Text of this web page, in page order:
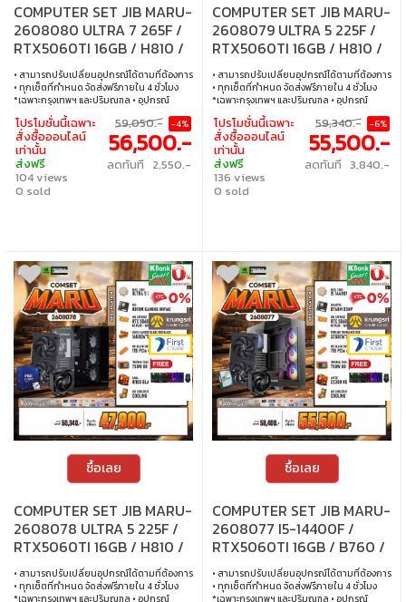
COMPUTER SET JIB MARU-
2608080 ULTRA 7 265F /
RTX5060TI 16GB / H810 /
16GB DDR5 / M.2 1TB
• สามารถปรับเปลี่ยนอุปกรณ์ได้ตามที่ต้องการ
• ทุกเซ็ตที่กำหนด จัดส่งฟรีภายใน 4 ชั่วโมง
*เฉพาะกรุงเทพฯ และปริมณฑล • อุปกรณ์
คอมพิวเตอร์เสียภายใน 30 วัน นับจากวันซื้อ
เปลี่ยนอุปกรณ์คอมพิวเตอร์ใหม่ให้ทันที
ภายใน 24 ชั่วโมง เฉพาะซื้อผ่าน JIB Online
เท่านั้น (เงื่อนไขเป็นไปตามที่กำหนด) • ผ่อน
สบายๆ 0% นาน 10 เดือน ทุกเซ็ต • บริการ
ซ่อมและตรวจเช็คอาการ ฟรี! ได้ที่เจไอบีกว่า 140
สาขา ทั่วประเทศ
โปรโมชั่นนี้เฉพาะ
สั่งซื้อออนไลน์
เท่านั้น
ส่งฟรี
104 views
0 sold
59,050.- -4%
56,500.-
ลดทันที 2,550.-
COMPUTER SET JIB MARU-
2608079 ULTRA 5 225F /
RTX5060TI 16GB / H810 /
32GB DDR5 / M.2 1TB
• สามารถปรับเปลี่ยนอุปกรณ์ได้ตามที่ต้องการ
• ทุกเซ็ตที่กำหนด จัดส่งฟรีภายใน 4 ชั่วโมง
*เฉพาะกรุงเทพฯ และปริมณฑล • อุปกรณ์
คอมพิวเตอร์เสียภายใน 30 วัน นับจากวันซื้อ
เปลี่ยนอุปกรณ์คอมพิวเตอร์ใหม่ให้ทันที
ภายใน 24 ชั่วโมง เฉพาะซื้อผ่าน JIB Online
เท่านั้น (เงื่อนไขเป็นไปตามที่กำหนด) • ผ่อน
สบายๆ 0% นาน 10 เดือน ทุกเซ็ต • บริการ
ซ่อมและตรวจเช็คอาการ ฟรี! ได้ที่เจไอบีกว่า 140
สาขา ทั่วประเทศ
โปรโมชั่นนี้เฉพาะ
สั่งซื้อออนไลน์
เท่านั้น
ส่งฟรี
136 views
0 sold
59,340.- -6%
55,500.-
ลดทันที 3,840.-
ซื้อเลย
COMPUTER SET JIB MARU-
2608078 ULTRA 5 225F /
RTX5060TI 16GB / H810 /
16GB DDR5 / M.2 1TB
• สามารถปรับเปลี่ยนอุปกรณ์ได้ตามที่ต้องการ
• ทุกเซ็ตที่กำหนด จัดส่งฟรีภายใน 4 ชั่วโมง
*เฉพาะกรุงเทพฯ และปริมณฑล • อุปกรณ์
ซื้อเลย
COMPUTER SET JIB MARU-
2608077 I5-14400F /
RTX5060TI 16GB / B760 /
32GB DDR5 / M.2 1TB
• สามารถปรับเปลี่ยนอุปกรณ์ได้ตามที่ต้องการ
• ทุกเซ็ตที่กำหนด จัดส่งฟรีภายใน 4 ชั่วโมง
*เฉพาะกรุงเทพฯ และปริมณฑล • อุปกรณ์